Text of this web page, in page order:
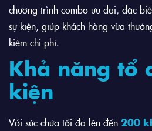
chương trình combo ưu đãi, đặc
sự kiện, giúp khách hàng vừa
kiệm chi phí.
Khả năng tổ
kiện
Với sức chứa tối đa lên đến 200